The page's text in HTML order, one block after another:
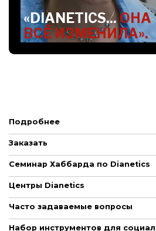
«DIANETICS...ОНА
ВСЁ ИЗМЕНИЛА».
Подробнее
Заказать
Семинар Хаббарда по Dianetics
Центры Dianetics
Часто задаваемые вопросы
Набор инструментов для